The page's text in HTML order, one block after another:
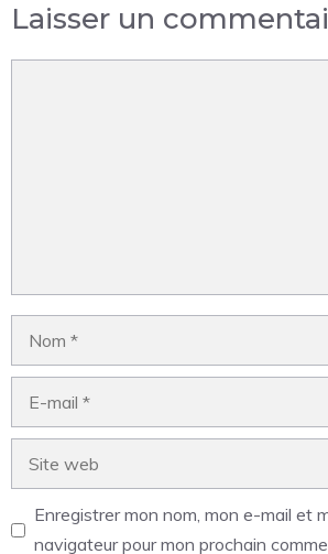
Laisser un
Enregistrer mon nom, mon e-mail et
navigateur pour mon prochain